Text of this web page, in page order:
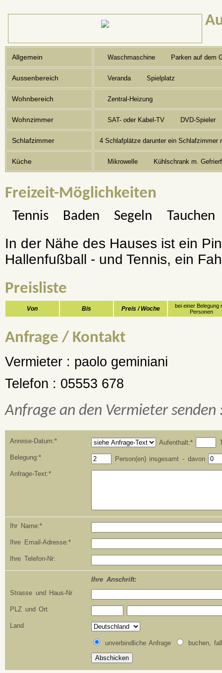
Allgemein Waschmaschine Parken auf dem
Aussenbereich Veranda Spielplatz
Wohnbereich Zentral-Heizung
Wohnzimmer SAT- oder Kabel-TV DVD-Spieler
Schlafzimmer 4 Schlafplätze darunter ein Schlafzimmer
Küche Mikrowelle Kühlschrank m.
Freizeit-Möglichkeiten
Tennis Baden Segeln Tauchen
In der Nähe des Hauses ist ein
Hallenfußball - und Tennis, ein
Preisliste
Von Bis Preis / Woche
bei einer Belegung
Personen
Anfrage / Kontakt
Vermieter : paolo geminiani
Telefon : 05553 678
Anfrage an den Vermieter senden
Anreise-Datum:* Aufenthalt:*
Belegung:*
Person(en) insgesamt - davon
Anfrage-Text:*
Ihr Name:*
Ihre Email-Adresse:*
Ihre Telefon-Nr:
Ihre Anschrift:
Strasse und Haus-Nr
PLZ und Ort
Land
unverbindliche Anfrage buchen,